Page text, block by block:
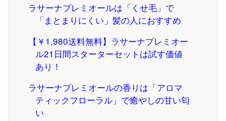
ラサーナプレミオールは「くせ毛」で
「まとまりにくい」髪の人におすすめ
【￥1,980送料無料】ラサーナプレミオー
ル21日間スターターセットは試す価値
あり！
ラサーナプレミオールの香りは「アロマ
ティックフローラル」で癒やしの甘い匂
い